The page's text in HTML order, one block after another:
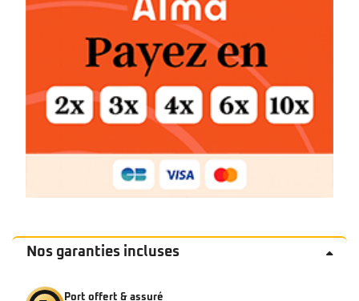
Nos garanties incluses
Port offert & assuré